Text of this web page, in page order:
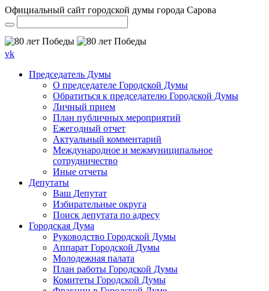
Официальный сайт городской думы города Сарова
vk
Председатель Думы
О председателе Городской Думы
Обратиться к председателю Городской Думы
Личный прием
План публичных мероприятий
Ежегодный отчет
Актуальный комментарий
Международное и межмуниципальное
сотрудничество
Иные отчеты
Депутаты
Ваш Депутат
Избирательные округа
Поиск депутата по адресу
Городская Дума
Руководство Городской Думы
Аппарат Городской Думы
Молодежная палата
План работы Городской Думы
Комитеты Городской Думы